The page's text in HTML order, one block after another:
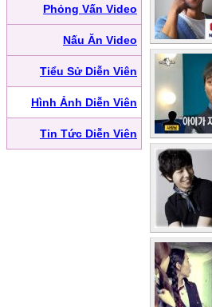
Phỏng Vấn Video
Nấu Ăn Video
Tiểu Sử Diễn Viên
Hình Ảnh Diễn Viên
Tin Tức Diễn Viên